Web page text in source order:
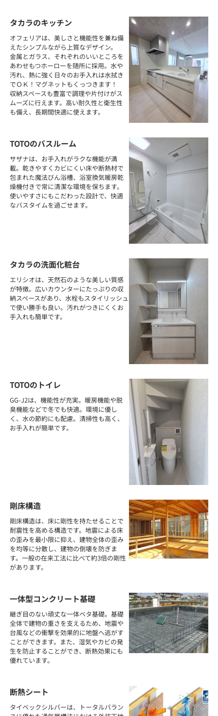
タカラのキッチン
オフェリアは、美しさと機能性を兼ね備
えたシンプルながら上質なデザイン。
金属とガラス、それぞれのいいところを
あわせもつホーローを随所に採用。水や
汚れ、熱に強く日々のお手入れは水拭き
でＯＫ！マグネットもくっつきます！
収納スペースも豊富で調理や片付けがス
ムーズに行えます。高い耐久性と衛生性
も備え、長期間快適に使えます。
TOTOのバスルーム
サザナは、お手入れがラクな機能が満
載。乾きやすくカビにくい床や断熱材で
包まれた魔法びん浴槽、浴室換気暖房乾
燥機付きで常に清潔な環境を保ちます。
使いやすさにもこだわった設計で、快適
なバスタイムを過ごせます。
タカラの洗面化粧台
エリシオは、天然石のような美しい質感
が特徴。広いカウンターにたっぷりの収
納スペースがあり、水栓もスタイリッシュ
で使い勝手も良い。汚れがつきにくくお
手入れも簡単です。
TOTOのトイレ
GG-J2は、機能性が充実。暖房機能や脱
臭機能などで冬でも快適。環境に優し
く、水の節約にも配慮。清掃性も高く、
お手入れが簡単です。
剛床構造
剛床構造は、床に剛性を持たせることで
耐震性を高める構造です。地震による床
の歪みを最小限に抑え、建物全体の歪み
を均等に分散し、建物の倒壊を防ぎま
す。一般の在来工法に比べて約3倍の剛性
があります。
一体型コンクリート基礎
継ぎ目のない頑丈な一体ベタ基礎。基礎
全体で建物の重さを支えるため、地震や
台風などの衝撃を効果的に地盤へ逃がす
ことができます。また、湿気やカビの発
生を防止することができ、断熱効果にも
優れています。
断熱シート
タイベックシルバーは、トータルバラン